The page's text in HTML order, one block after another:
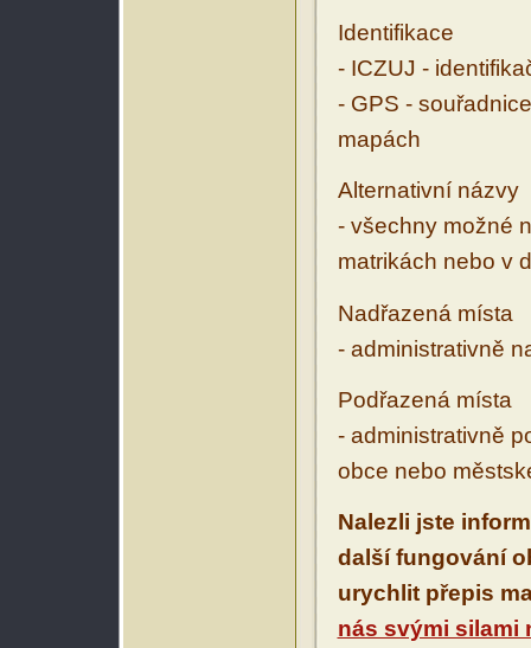
Identifikace
- ICZUJ -
- GPS -
mapách
Alternativní názvy
- všechny možné
matrikách nebo v
Nadřazená místa
- administrativně
Podřazená místa
- administrativně
obce nebo
Nalezli jste
další fungování
urychlit přepis
nás svými silami